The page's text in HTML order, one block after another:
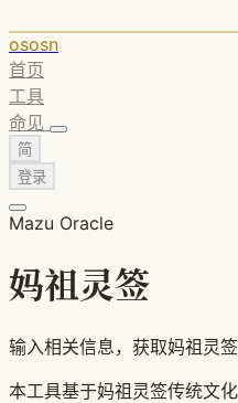
ososn
首页
工具
命见
简
登录
Mazu Oracle
妈祖灵签
输入相关信息，获取妈祖灵签
本工具基于妈祖灵签传统文